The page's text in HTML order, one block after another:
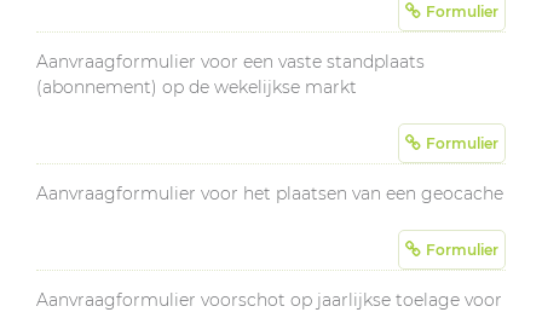
Formulier
Aanvraagformulier voor een vaste standplaats
(abonnement) op de wekelijkse markt
Formulier
Aanvraagformulier voor het plaatsen van een geocache
Formulier
Aanvraagformulier voorschot op jaarlijkse toelage voor